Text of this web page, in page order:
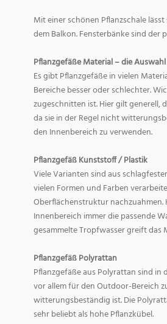
Mit einer schönen Pflanzschale
dem Balkon. Fensterbänke sind der
Pflanzgefäße Material – die
Es gibt Pflanzgefäße in vielen
Bereiche besser oder schlechter.
zugeschnitten ist. Hier gilt generell,
da sie in der Regel nicht
den Innenbereich zu verwenden.
Pflanzgefäß Kunststoff / Plastik
Viele Varianten sind aus
vielen Formen und Farben
Oberflächenstruktur nachzuahmen.
Innenbereich immer die passende
gesammelte Tropfwasser greift das
Pflanzgefäß Polyrattan
Pflanzgefäße aus Polyrattan sind
vor allem für den Outdoor-Bereich
witterungsbeständig ist. Die
sehr beliebt als hohe Pflanzkübel.